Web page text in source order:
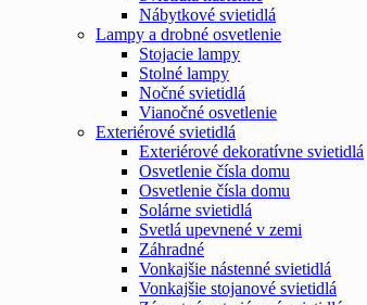
Nábytkové svietidlá
Lampy a drobné osvetlenie
Stojacie lampy
Stolné lampy
Nočné svietidlá
Vianočné osvetlenie
Exteriérové svietidlá
Exteriérové dekoratívne svietidlá
Osvetlenie čísla domu
Osvetlenie čísla domu
Solárne svietidlá
Svetlá upevnené v zemi
Záhradné
Vonkajšie nástenné svietidlá
Vonkajšie stojanové svietidlá